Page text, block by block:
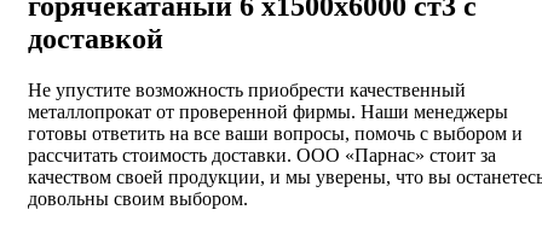
доставкой
Не упустите возможность приобрести качественный
металлопрокат от проверенной фирмы. Наши менеджеры
готовы ответить на все ваши вопросы, помочь с выбором и
рассчитать стоимость доставки. ООО «Парнас» стоит за
качеством своей продукции, и мы уверены, что вы
довольны своим выбором.